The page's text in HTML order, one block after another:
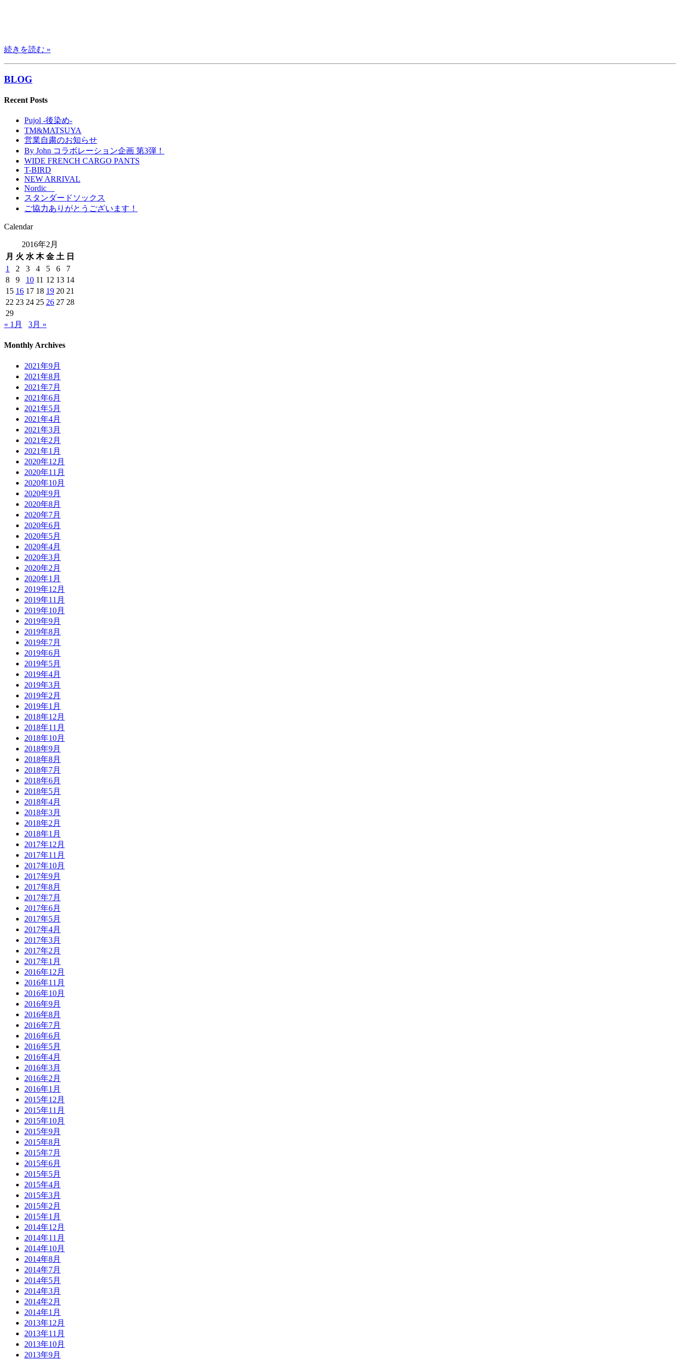
続きを読む »
BLOG
Recent Posts
Pujol -後染め-
TM&MATSUYA
営業自粛のお知らせ
By John コラボレーション企画 第3弾！
WIDE FRENCH CARGO PANTS
T-BIRD
NEW ARRIVAL
Nordic
スタンダードソックス
ご協力ありがとうございます！
Calendar
2016年2月
月 火 水 木 金 土 日
1
2 3 4 5 6
7
8
9 10 11 12 13 14
15 16 17 18 19 20 21
22 23 24 25 26 27 28
29
« 1月
3月 »
Monthly Archives
2021年9月
2021年8月
2021年7月
2021年6月
2021年5月
2021年4月
2021年3月
2021年2月
2021年1月
2020年12月
2020年11月
2020年10月
2020年9月
2020年8月
2020年7月
2020年6月
2020年5月
2020年4月
2020年3月
2020年2月
2020年1月
2019年12月
2019年11月
2019年10月
2019年9月
2019年8月
2019年7月
2019年6月
2019年5月
2019年4月
2019年3月
2019年2月
2019年1月
2018年12月
2018年11月
2018年10月
2018年9月
2018年8月
2018年7月
2018年6月
2018年5月
2018年4月
2018年3月
2018年2月
2018年1月
2017年12月
2017年11月
2017年10月
2017年9月
2017年8月
2017年7月
2017年6月
2017年5月
2017年4月
2017年3月
2017年2月
2017年1月
2016年12月
2016年11月
2016年10月
2016年9月
2016年8月
2016年7月
2016年6月
2016年5月
2016年4月
2016年3月
2016年2月
2016年1月
2015年12月
2015年11月
2015年10月
2015年9月
2015年8月
2015年7月
2015年6月
2015年5月
2015年4月
2015年3月
2015年2月
2015年1月
2014年12月
2014年11月
2014年10月
2014年8月
2014年7月
2014年5月
2014年3月
2014年2月
2014年1月
2013年12月
2013年11月
2013年10月
2013年9月